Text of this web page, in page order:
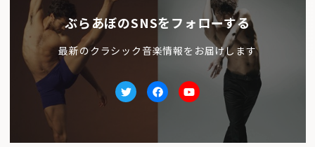
ぶらあぼのSNSをフォローする
最新のクラシック音楽情報をお届けします
TwitterfacebookYoutube